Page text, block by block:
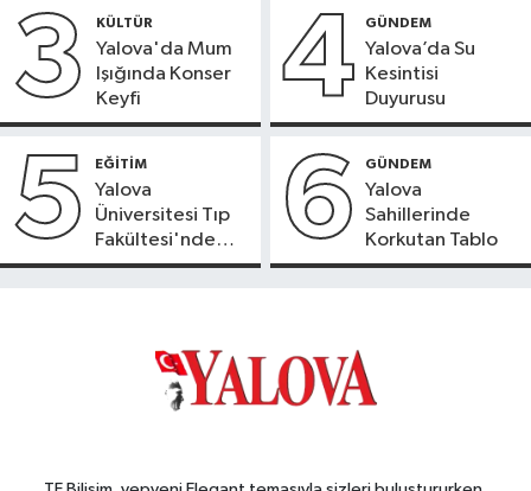
3 KÜLTÜR
Yalova'da Mum
Işığında Konser
Keyfi
4 GÜNDEM
Yalova’da Su
Kesintisi
Duyurusu
5 EĞİTİM
Yalova
Üniversitesi Tıp
Fakültesi'nde
Yeni Dönem
6 GÜNDEM
Yalova
Sahillerinde
Korkutan Tablo